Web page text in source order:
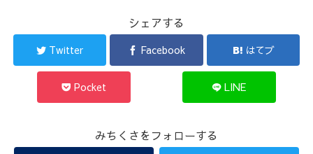
シェアする
Twitter Facebook はてブ
Pocket LINE
みちくさをフォローする